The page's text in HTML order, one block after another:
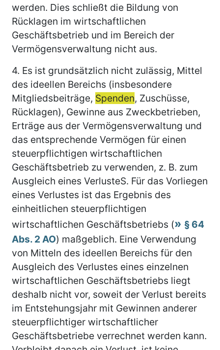
werden. Dies schließt die Bildung von
Rücklagen im wirtschaftlichen
Geschäftsbetrieb und im Bereich der
Vermögensverwaltung nicht aus.
4. Es ist grundsätzlich nicht zulässig, Mittel
des ideellen Bereichs (insbesondere
Mitgliedsbeiträge, Spenden, Zuschüsse,
Rücklagen), Gewinne aus Zweckbetrieben,
Erträge aus der Vermögensverwaltung und
das entsprechende Vermögen für einen
steuerpflichtigen wirtschaftlichen
Geschäftsbetrieb zu verwenden, z. B. zum
Ausgleich eines VerlusteS. Für das Vorliegen
eines Verlustes ist das Ergebnis des
einheitlichen steuerpflichtigen
wirtschaftlichen Geschäftsbetriebs (
§ 64
Abs. 2 AO) maßgeblich. Eine Verwendung
von Mitteln des ideellen Bereichs für den
Ausgleich des Verlustes eines einzelnen
wirtschaftlichen Geschäftsbetriebs liegt
deshalb nicht vor, soweit der Verlust bereits
im Entstehungsjahr mit Gewinnen anderer
steuerpflichtiger wirtschaftlicher
Geschäftsbetriebe verrechnet werden kann.